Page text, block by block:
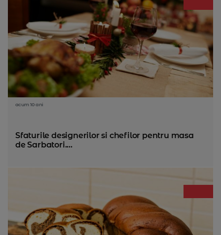
acum 10 ani
Sfaturile designerilor si chefilor pentru masa
de Sarbatori....